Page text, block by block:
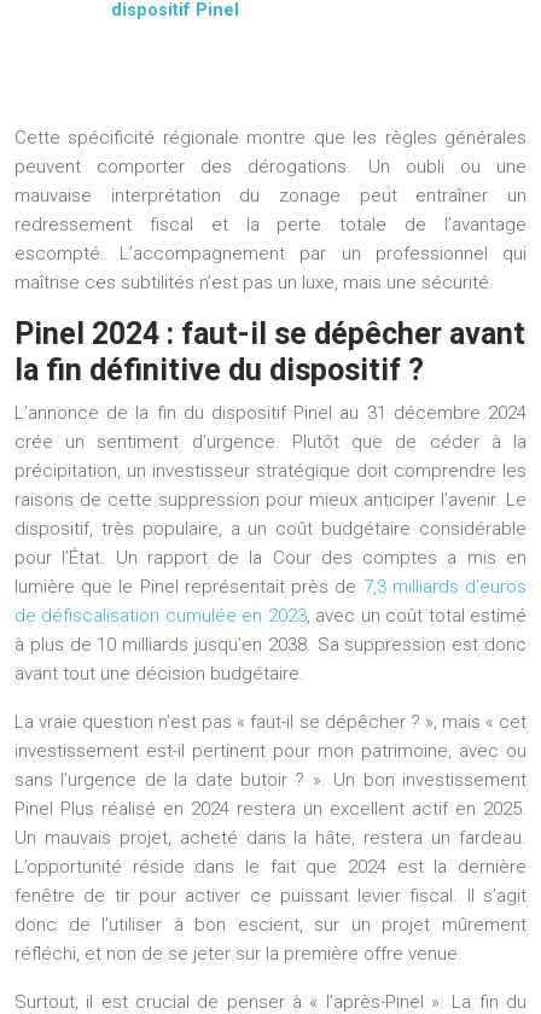
dispositif Pinel
Cette spécificité régionale montre que les règles générales
peuvent comporter des dérogations. Un oubli ou une
mauvaise interprétation du zonage peut entraîner un
redressement fiscal et la perte totale de l’avantage
escompté. L’accompagnement par un professionnel qui
maîtrise ces subtilités n’est pas un luxe, mais une sécurité.
Pinel 2024 : faut-il se dépêcher avant
la fin définitive du dispositif ?
L’annonce de la fin du dispositif Pinel au 31 décembre 2024
crée un sentiment d’urgence. Plutôt que de céder à la
précipitation, un investisseur stratégique doit comprendre les
raisons de cette suppression pour mieux anticiper l’avenir. Le
dispositif, très populaire, a un coût budgétaire considérable
pour l’État. Un rapport de la Cour des comptes a mis en
lumière que le Pinel représentait près de 7,3 milliards d’euros
de défiscalisation cumulée en 2023, avec un coût total estimé
à plus de 10 milliards jusqu’en 2038. Sa suppression est donc
avant tout une décision budgétaire.
La vraie question n’est pas « faut-il se dépêcher ? », mais « cet
investissement est-il pertinent pour mon patrimoine, avec ou
sans l’urgence de la date butoir ? ». Un bon investissement
Pinel Plus réalisé en 2024 restera un excellent actif en 2025.
Un mauvais projet, acheté dans la hâte, restera un fardeau.
L’opportunité réside dans le fait que 2024 est la dernière
fenêtre de tir pour activer ce puissant levier fiscal. Il s’agit
donc de l’utiliser à bon escient, sur un projet mûrement
réfléchi, et non de se jeter sur la première offre venue.
Surtout, il est crucial de penser à « l’après-Pinel ». La fin du